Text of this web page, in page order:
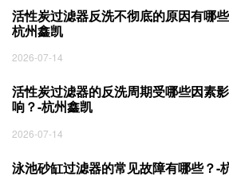
活性炭过滤器反洗不彻底的原因有哪
杭州鑫凯
2026-07-14
活性炭过滤器的反洗周期受哪些因素影
响？-杭州鑫凯
2026-07-14
泳池砂缸过滤器的常见故障有哪些？-